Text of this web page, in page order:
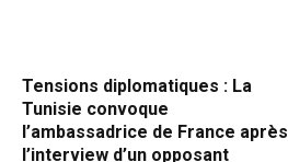
Tensions diplomatiques : La
Tunisie convoque
l’ambassadrice de France après
l’interview d’un opposant